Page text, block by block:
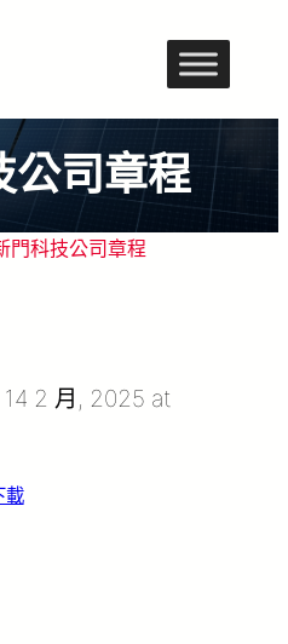
公司章程
門科技公司章程
2 月, 2025 at
載